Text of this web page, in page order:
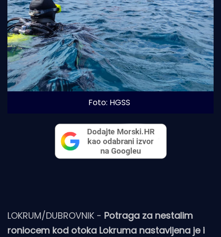
Foto: HGSS
LOKRUM/DUBROVNIK - Potraga za nestalim
roniocem kod otoka Lokruma nastavljena je i